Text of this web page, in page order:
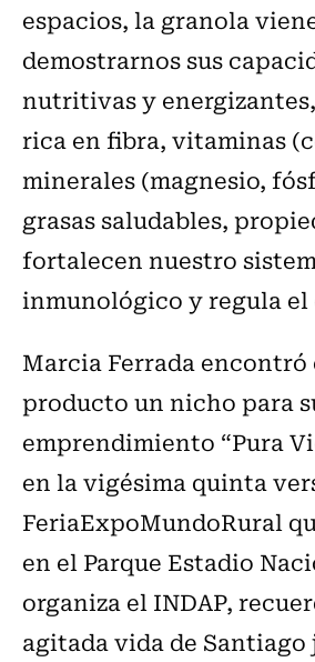
espacios, la granola
demostrarnos sus
nutritivas y
rica en fibra, vitaminas
minerales (magnesio,
grasas saludables,
fortalecen nuestro
inmunológico y regula
Marcia Ferrada encontró
producto un nicho para
emprendimiento “Pura
en la vigésima quinta
FeriaExpoMundoRural
en el Parque Estadio
organiza el INDAP,
agitada vida de Santiago